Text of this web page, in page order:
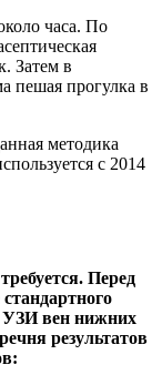
часа. По
Затем в
пешая прогулка в
методика
с 2014
Перед
УЗИ вен нижних
результатов